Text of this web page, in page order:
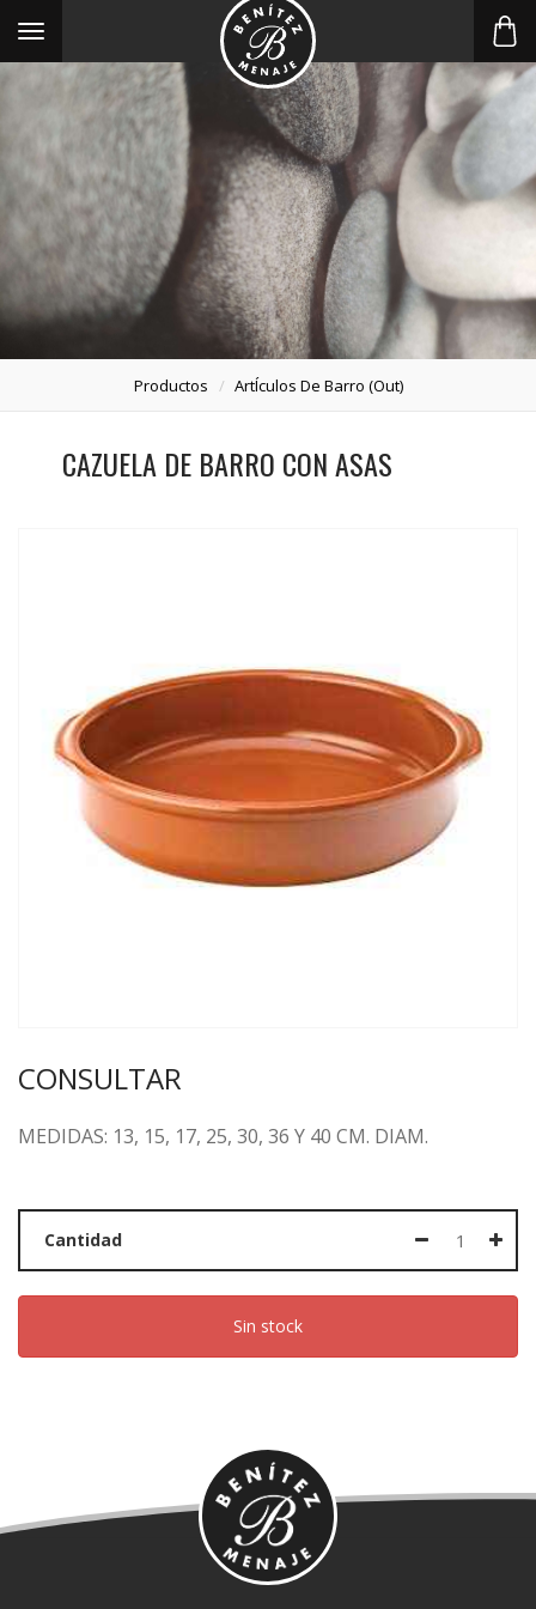
Toggle
navigation
Productos ArtÍculos De Barro (out)
CAZUELA DE BARRO CON ASAS
CONSULTAR
MEDIDAS: 13, 15, 17, 25, 30, 36 Y 40 CM. DIAM.
Cantidad
Sin stock